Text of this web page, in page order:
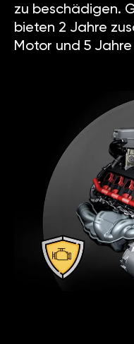
zu beschädigen.
bieten 2 Jahre
Motor und 5